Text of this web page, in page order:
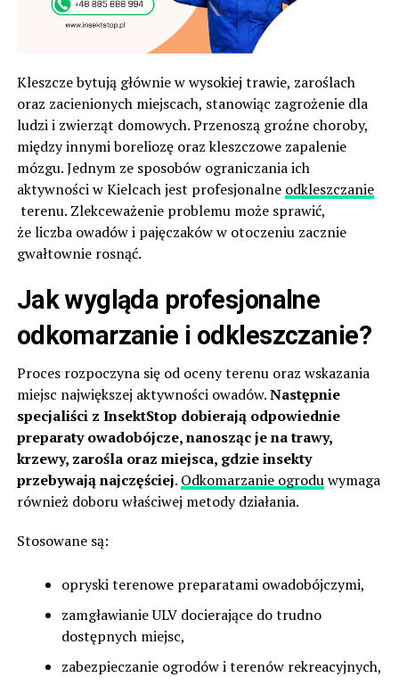
Kleszcze bytują głównie w wysokiej trawie, zaroślach
oraz zacienionych miejscach, stanowiąc zagrożenie dla
ludzi i zwierząt domowych. Przenoszą groźne choroby,
między innymi boreliozę oraz kleszczowe zapalenie
mózgu. Jednym ze sposobów ograniczania ich
aktywności w Kielcach jest profesjonalne odkleszczanie
terenu. Zlekceważenie problemu może sprawić,
że liczba owadów i pajęczaków w otoczeniu zacznie
gwałtownie rosnąć.
Jak wygląda profesjonalne
odkomarzanie i odkleszczanie?
Proces rozpoczyna się od oceny terenu oraz wskazania
miejsc największej aktywności owadów.Następnie
specjaliści z InsektStop dobierają odpowiednie
preparaty owadobójcze, nanosząc je na trawy,
krzewy, zarośla oraz miejsca, gdzie insekty
przebywają najczęściej. Odkomarzanie ogroduwymaga
również doboru właściwej metody działania.
Stosowane są:
opryski terenowe preparatami owadobójczymi,
zamgławianie ULV docierające do trudno
dostępnych miejsc,
zabezpieczanie ogrodów i terenów rekreacyjnych,